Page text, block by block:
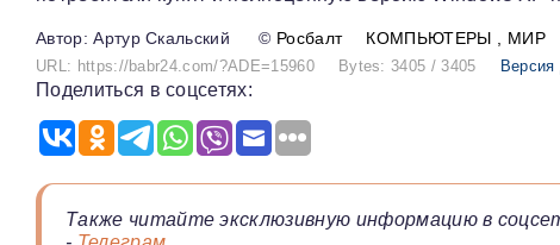
Артур Скальский © Росбалт КОМПЬЮТЕРЫ МИР
URL: https://babr24.com/?ADE=15960 Bytes: 3405 / 3405 Версия
Поделиться в соцсетях:
Также читайте эксклюзивную информацию в